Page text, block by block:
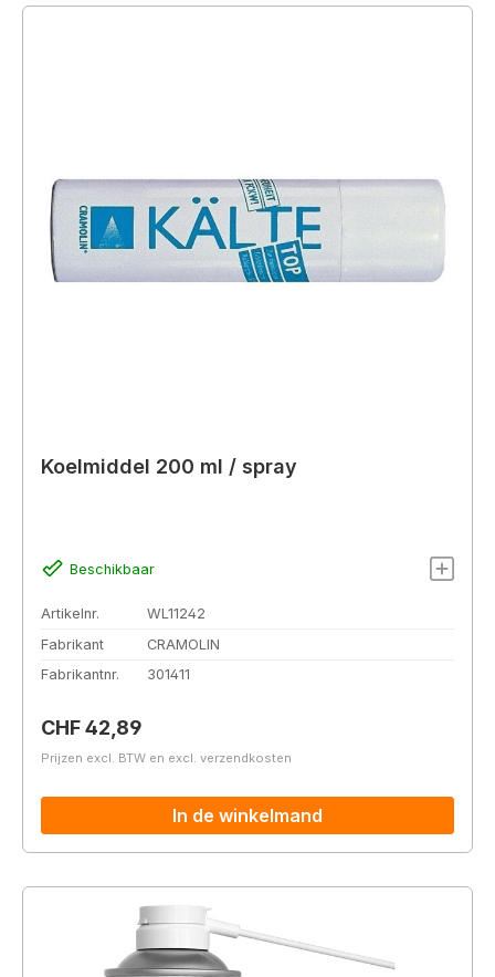
Koelmiddel 200 ml / spray
Beschikbaar
Artikelnr.
WL11242
Fabrikant
CRAMOLIN
Fabrikantnr.
301411
Normale prijs:
CHF 42,89
Prijzen excl. BTW en excl. verzendkosten
In de winkelmand